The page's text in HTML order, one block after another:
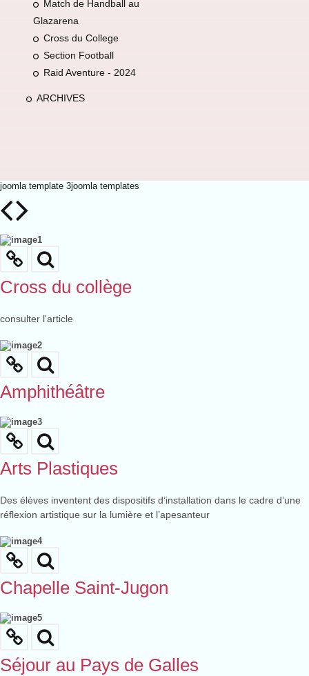
Match de Handball au
Glazarena
Cross du College
Section Football
Raid Aventure - 2024
ARCHIVES
joomla template 3joomla templates
Cross du collège
consulter l'article
Amphithéâtre
Arts Plastiques
Des élèves inventent des dispositifs d’installation dans le cadre d’une
réflexion artistique sur la lumière et l’apesanteur
Chapelle Saint-Jugon
Séjour au Pays de Galles